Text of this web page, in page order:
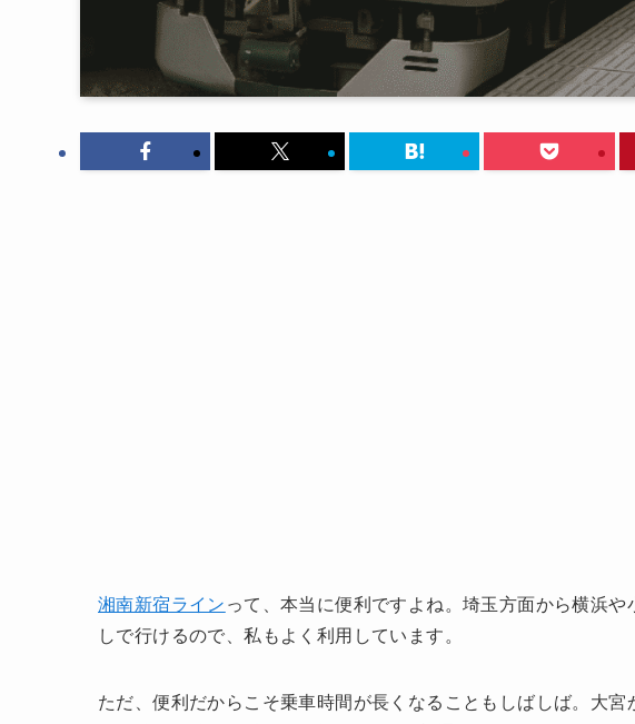
湘南新宿ラインって、本当に便利ですよね。埼玉方面から横浜
しで行けるので、私もよく利用しています。
ただ、便利だからこそ乗車時間が長くなることもしばしば。大